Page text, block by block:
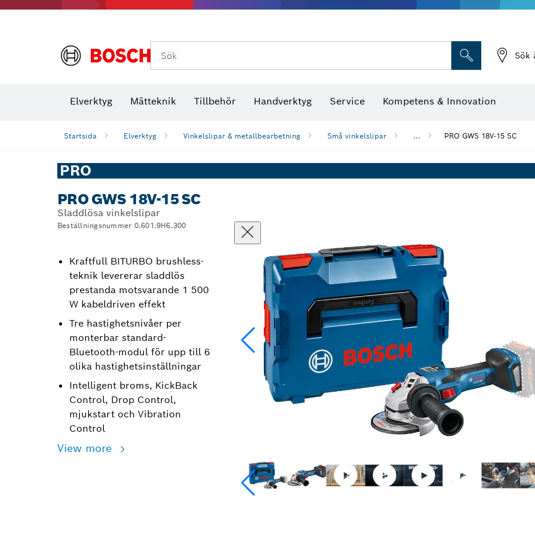
Sök Sök
Elverktyg Mätteknik Tillbehör Handverktyg Service Kompetens & Innovation
Startsida Elverktyg Vinkelslipar & metallbearbetning Små vinkelslipar ... PRO GWS 18V-15 SC
PRO
PRO GWS 18V-15 SC
Sladdlösa vinkelslipar
Beställningsnummer 0.601.9H6.300
Kraftfull BITURBO brushless-
teknik levererar sladdlös
prestanda motsvarande 1 500
W kabeldriven effekt
Tre hastighetsnivåer per
monterbar standard-
Bluetooth-modul för upp till 6
olika hastighetsinställningar
Intelligent broms, KickBack
Control, Drop Control,
mjukstart och Vibration
Control
View more